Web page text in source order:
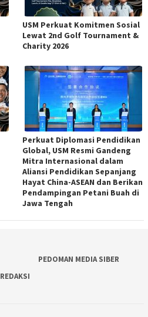
USM Perkuat Komitmen Sosial
Lewat 2nd Golf Tournament &
Charity 2026
Perkuat Diplomasi Pendidikan
Global, USM Resmi Gandeng
Mitra Internasional dalam
Aliansi Pendidikan Sepanjang
Hayat China-ASEAN dan Berikan
Pendampingan Petani Buah di
Jawa Tengah
PEDOMAN MEDIA SIBER
REDAKSI